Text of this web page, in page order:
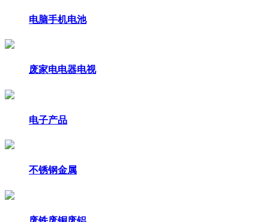
电脑手机电池
废家电电器电视
电子产品
不锈钢金属